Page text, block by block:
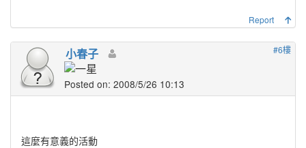
Report
#6樓
小春子
Posted on: 2008/5/26 10:13
這麼有意義的活動